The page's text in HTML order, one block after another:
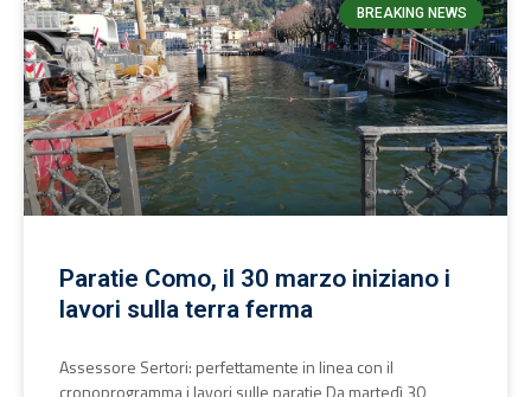
BREAKING NEWS
Paratie Como, il 30 marzo iniziano i
lavori sulla terra ferma
Assessore Sertori: perfettamente in linea con il
cronoprogramma i lavori sulle paratie Da martedì 30